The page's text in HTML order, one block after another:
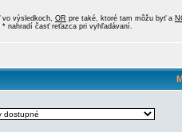
výsledkoch, OR pre také, ktoré tam môžu byť a
nahradí časť reťazca pri vyhľadávaní.